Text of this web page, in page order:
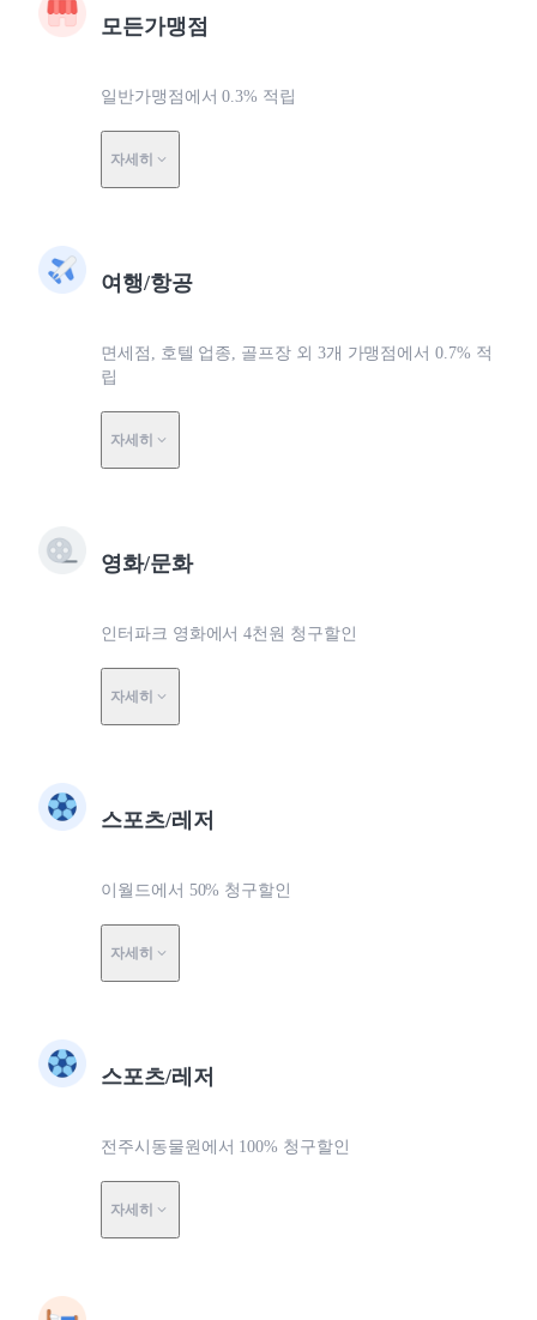
모든가맹점
일반가맹점에서 0.3% 적립
자세히
여행/항공
면세점, 호텔 업종, 골프장 외 3개 가맹점에서 0.7% 적
립
자세히
영화/문화
인터파크 영화에서 4천원 청구할인
자세히
스포츠/레저
이월드에서 50% 청구할인
자세히
스포츠/레저
전주시동물원에서 100% 청구할인
자세히